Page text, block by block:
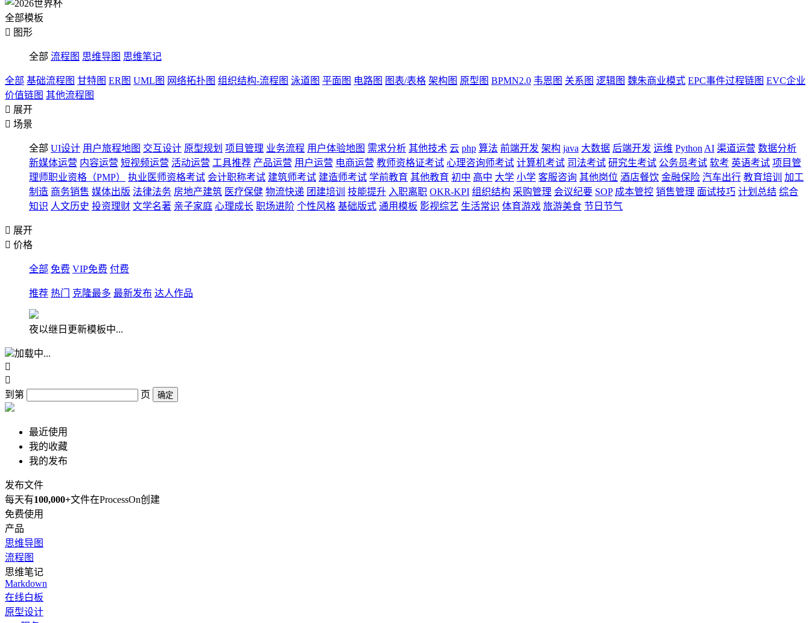
全部模板
 图形
全部 流程图 思维导图 思维笔记
全部 基础流程图 甘特图 ER图 UML图 网络拓扑图 组织结构-流程图 泳道图 平面图 电路图 图表/表格 架构图 原型图 BPMN2.0 韦恩图 关系图 逻辑图 魏朱商业模式 EPC事件过程链图 EVC企业
价值链图 其他流程图
 展开
 场景
全部 UI设计 用户旅程地图 交互设计 原型规划 项目管理 业务流程 用户体验地图 需求分析 其他技术 云 php 算法 前端开发 架构 java 大数据 后端开发 运维 Python AI 渠道运营 数据分析
新媒体运营 内容运营 短视频运营 活动运营 工具推荐 产品运营 用户运营 电商运营 教师资格证考试 心理咨询师考试 计算机考试 司法考试 研究生考试 公务员考试 软考 英语考试 项目管
理师职业资格（PMP）
执业医师资格考试 会计职称考试 建筑师考试 建造师考试 学前教育 其他教育 初中 高中 大学 小学 客服咨询 其他岗位 酒店餐饮 金融保险 汽车出行 教育培训
加工
制造 商务销售 媒体出版 法律法务 房地产建筑 医疗保健 物流快递 团建培训 技能提升 入职离职 OKR-KPI 组织结构 采购管理 会议纪要 SOP 成本管控 销售管理 面试技巧 计划总结 综合
知识 人文历史 投资理财 文学名著 亲子家庭 心理成长 职场进阶 个性风格 基础版式 通用模板 影视综艺 生活常识 体育游戏 旅游美食 节日节气
 展开
 价格
全部 免费 VIP免费 付费
推荐 热门 克隆最多 最新发布 达人作品
夜以继日更新模板中...
加载中...


到第
页 确定
最近使用
我的收藏
我的发布
发布文件
每天有100,000+文件在ProcessOn创建
免费使用
产品
思维导图
流程图
思维笔记
Markdown
在线白板
原型设计